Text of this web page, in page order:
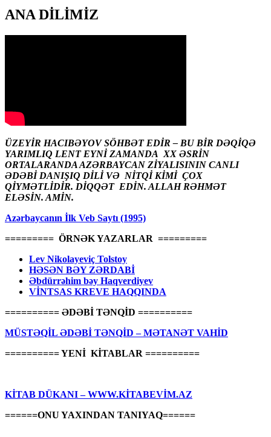
ANA DİLİMİZ
ÜZEYİR HACIBƏYOV SÖHBƏT EDİR – BU BİR DƏQİQƏ
YARIMLIQ LENT EYNİ ZAMANDA XX ƏSRİN
ORTALARANDA AZƏRBAYCAN ZİYALISININ CANLI
ƏDƏBİ DANIŞIQ DİLİ VƏ NİTQİ KİMİ ÇOX
QİYMƏTLİDİR. DİQQƏT EDİN. ALLAH RƏHMƏT
ELƏSİN. AMİN.
Azərbaycanın İlk Veb Saytı (1995)
========= ÖRNƏK YAZARLAR =========
Lev Nikolayeviç Tolstoy
HƏSƏN BƏY ZƏRDABİ
Əbdürrəhim bəy Haqverdiyev
VİNTSAS KREVE HAQQINDA
========== ƏDƏBİ TƏNQİD ==========
MÜSTƏQİL ƏDƏBİ TƏNQİD – MƏTANƏT VAHİD
========== YENİ KİTABLAR ==========
KİTAB DÜKANI – WWW.KİTABEVİM.AZ
======ONU YAXINDAN TANIYAQ======